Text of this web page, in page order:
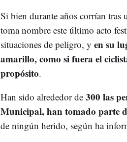
Si bien durante años corrían tras
toma nombre este último acto
situaciones de peligro, y en su
amarillo, como si fuera el
propósito.
Han sido alrededor de 300 las
Municipal, han tomado parte
de ningún herido, según ha